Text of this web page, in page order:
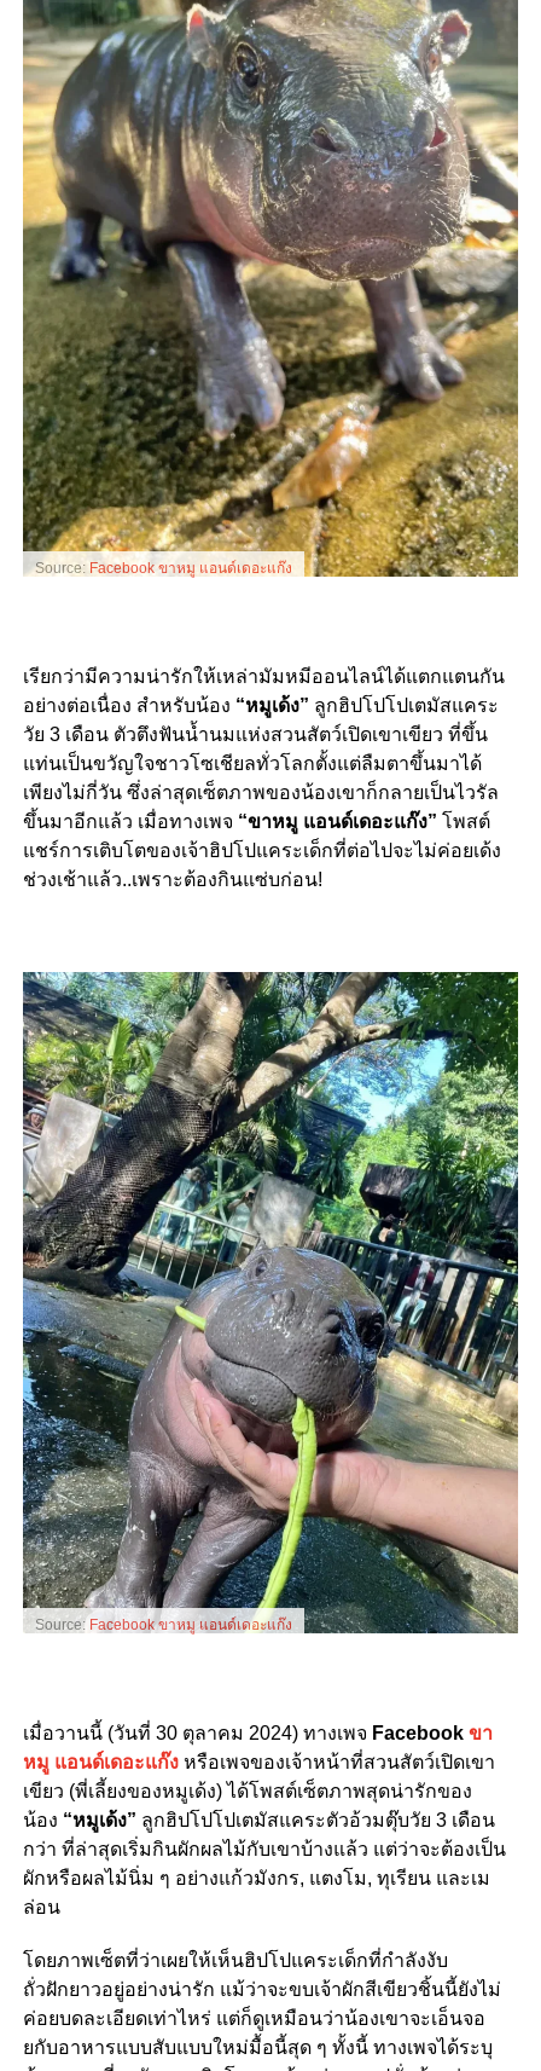
Source: Facebook ขาหมู แอนด์เดอะแก๊ง
เรียกว่ามีความน่ารักให้เหล่ามัมหมีออนไลน์ได้แตกแตนกัน
อย่างต่อเนื่อง สำหรับน้อง “หมูเด้ง” ลูกฮิปโปโปเตมัสแคระ
วัย 3 เดือน ตัวตึงฟันน้ำนมแห่งสวนสัตว์เปิดเขาเขียว ที่ขึ้น
แท่นเป็นขวัญใจชาวโซเชียลทั่วโลกตั้งแต่ลืมตาขึ้นมาได้
เพียงไม่กี่วัน ซึ่งล่าสุดเซ็ตภาพของน้องเขาก็กลายเป็นไวรัล
ขึ้นมาอีกแล้ว เมื่อทางเพจ “ขาหมู แอนด์เดอะแก๊ง” โพสต์
แชร์การเติบโตของเจ้าฮิปโปแคระเด็กที่ต่อไปจะไม่ค่อยเด้ง
ช่วงเช้าแล้ว..เพราะต้องกินแซ่บก่อน!
Source: Facebook ขาหมู แอนด์เดอะแก๊ง
เมื่อวานนี้ (วันที่ 30 ตุลาคม 2024) ทางเพจ Facebook ขา
หมู แอนด์เดอะแก๊ง หรือเพจของเจ้าหน้าที่สวนสัตว์เปิดเขา
เขียว (พี่เลี้ยงของหมูเด้ง) ได้โพสต์เซ็ตภาพสุดน่ารักของ
น้อง “หมูเด้ง” ลูกฮิปโปโปเตมัสแคระตัวอ้วมตุ๊บวัย 3 เดือน
กว่า ที่ล่าสุดเริ่มกินผักผลไม้กับเขาบ้างแล้ว แต่ว่าจะต้องเป็น
ผักหรือผลไม้นิ่ม ๆ อย่างแก้วมังกร, แตงโม, ทุเรียน และเม
ล่อน
โดยภาพเซ็ตที่ว่าเผยให้เห็นฮิปโปแคระเด็กที่กำลังงับ
ถั่วฝักยาวอยู่อย่างน่ารัก แม้ว่าจะขบเจ้าผักสีเขียวชิ้นนี้ยังไม่
ค่อยบดละเอียดเท่าไหร่ แต่ก็ดูเหมือนว่าน้องเขาจะเอ็นจอ
ยกับอาหารแบบสับแบบใหม่มื้อนี้สุด ๆ ทั้งนี้ ทางเพจได้ระบุ